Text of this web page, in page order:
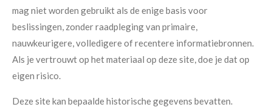
mag niet worden gebruikt als de enige basis voor
beslissingen, zonder raadpleging van primaire,
nauwkeurigere, volledigere of recentere informatiebronnen.
Als je vertrouwt op het materiaal op deze site, doe je dat op
eigen risico.
Deze site kan bepaalde historische gegevens bevatten.